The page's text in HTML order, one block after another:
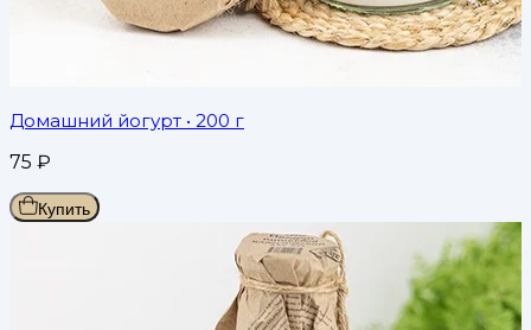
Домашний йогурт • 200 г
75 ₽
Купить